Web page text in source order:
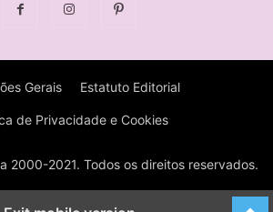
Gerais Estatuto Editorial
de Privacidade e Cookies
2000-2021. Todos os direitos reservados.